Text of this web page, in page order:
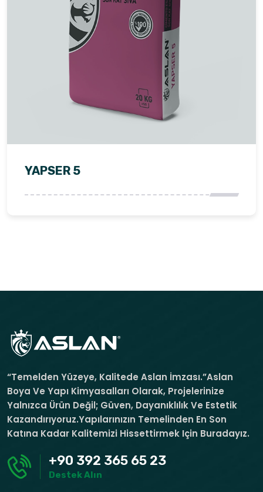
YAPSER 5
“Temelden Yüzeye, Kalitede Aslan İmzası.”Aslan
Boya Ve Yapı Kimyasalları Olarak, Projelerinize
Yalnızca Ürün Değil; Güven, Dayanıklılık Ve Estetik
Kazandırıyoruz.Yapılarınızın Temelinden En Son
Katına Kadar Kalitemizi Hissettirmek Için Buradayız.
+90 392 365 65 23
Destek Alın